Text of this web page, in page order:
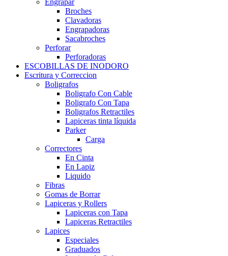
Broches
Clavadoras
Engrapadoras
Sacabroches
Perforar
Perforadoras
ESCOBILLAS DE INODORO
Escritura y Correccion
Boligrafos
Boligrafo Con Cable
Boligrafo Con Tapa
Boligrafos Retractiles
Lapiceras tinta líquida
Parker
Carga
Correctores
En Cinta
En Lapiz
Liquido
Fibras
Gomas de Borrar
Lapiceras y Rollers
Lapiceras con Tapa
Lapiceras Retractiles
Lapices
Especiales
Graduados